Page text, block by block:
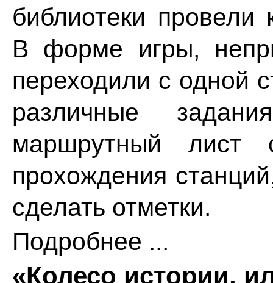
библиотеки провели
В форме игры,
переходили с одной
различные
маршрутный лист
прохождения
сделать отметки.
Подробнее ...
«Колесо истории,